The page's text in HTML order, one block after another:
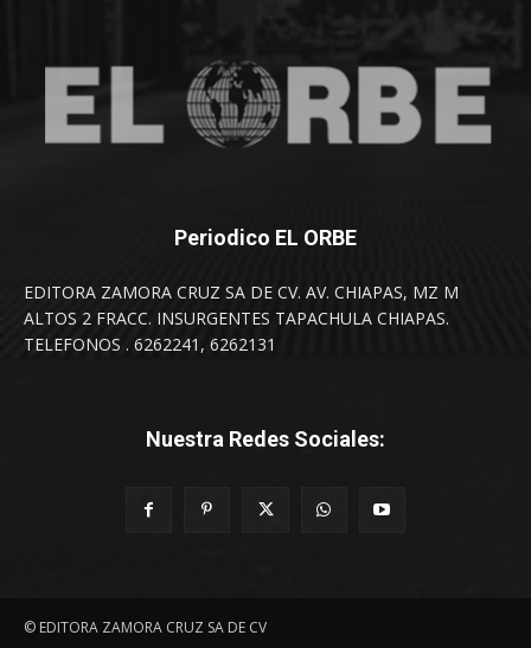
Periodico EL ORBE
EDITORA ZAMORA CRUZ SA DE CV. AV. CHIAPAS, MZ M
ALTOS 2 FRACC. INSURGENTES TAPACHULA CHIAPAS.
TELEFONOS . 6262241, 6262131
Nuestra Redes Sociales:
© EDITORA ZAMORA CRUZ SA DE CV